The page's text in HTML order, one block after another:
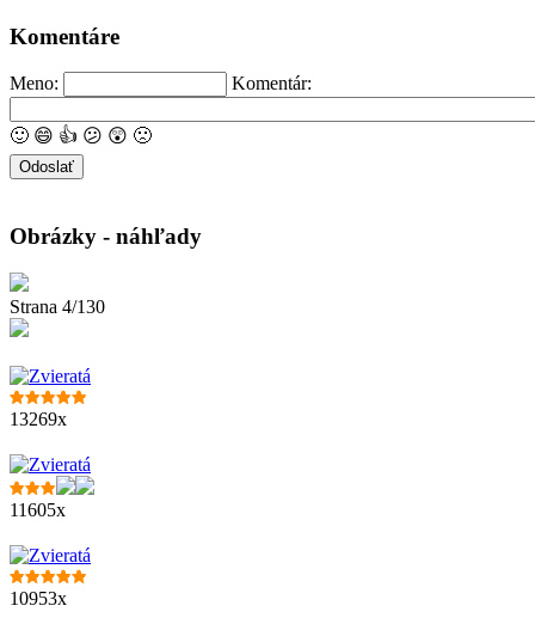
Komentáre
Meno: Komentár:
🙂 😄 👍 😕 😲 🙁
Obrázky - náhľady
Strana 4/130
13269x
11605x
10953x